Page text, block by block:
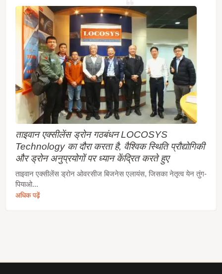
ताइवान एक्सीलेंस ड्रोन गठबंधन LOCOSYS
Technology का दौरा करता है, वैश्विक स्थिति प्रौद्योगिकी
और ड्रोन अनुप्रयोगों पर ध्यान केंद्रित करते हुए
ताइवान एक्सीलेंस ड्रोन ओवरसीज बिजनेस एलायंस, जिसका नेतृत्व येन तुंग-
पियाओ...
अधिक पढ़ें